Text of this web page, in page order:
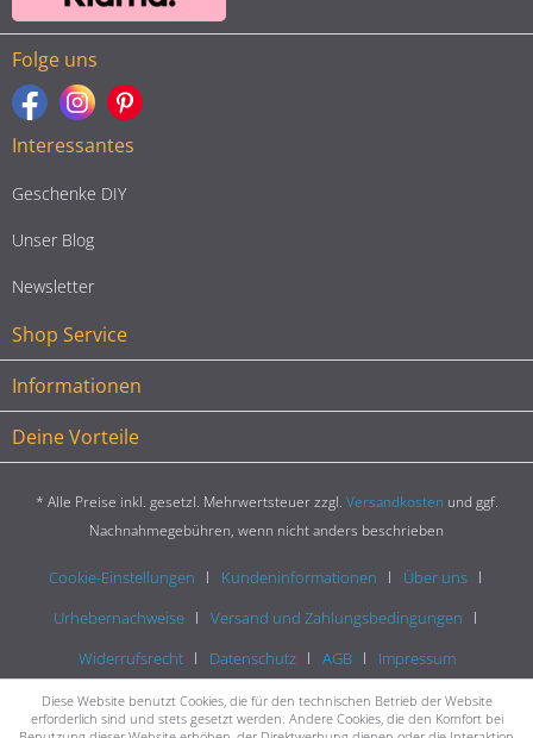
Folge uns
Interessantes
Geschenke DIY
Unser Blog
Newsletter
Shop Service
Informationen
Deine Vorteile
* Alle Preise inkl. gesetzl. Mehrwertsteuer zzgl. Versandkosten und ggf.
Nachnahmegebühren, wenn nicht anders beschrieben
Cookie-Einstellungen Kundeninformationen
Über uns
Urhebernachweise
Versand und Zahlungsbedingungen
Widerrufsrecht
Datenschutz AGB Impressum
Diese Website benutzt Cookies, die für den technischen Betrieb der Website
erforderlich sind und stets gesetzt werden. Andere Cookies, die den Komfort bei